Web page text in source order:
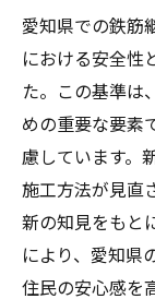
新技
愛知
継手
愛知県の
職人
地元
研修
愛知県での鉄筋
における安全性
た。この基準は
めの重要な要素
慮しています。
施工方法が見直
新の知見をもと
により、愛知県
住民の安心感を